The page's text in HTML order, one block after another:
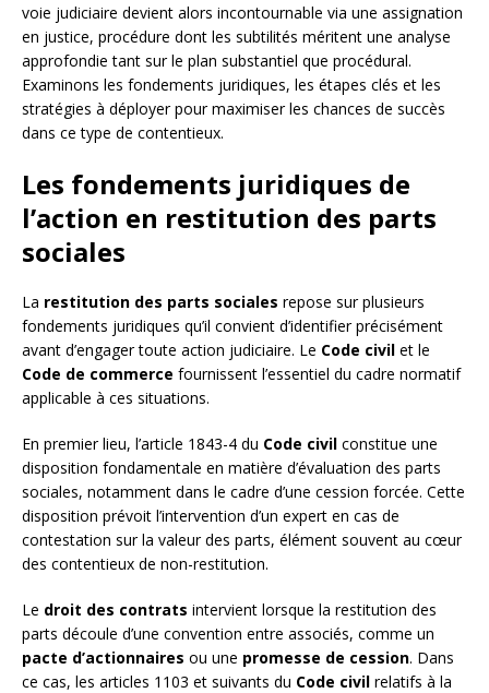
voie judiciaire devient alors incontournable via une assignation
en justice, procédure dont les subtilités méritent une analyse
approfondie tant sur le plan substantiel que procédural.
Examinons les fondements juridiques, les étapes clés et les
stratégies à déployer pour maximiser les chances de succès
dans ce type de contentieux.
Les fondements juridiques de
l’action en restitution des parts
sociales
La restitution des parts sociales repose sur plusieurs
fondements juridiques qu’il convient d’identifier précisément
avant d’engager toute action judiciaire. Le Code civil et le
Code de commerce fournissent l’essentiel du cadre normatif
applicable à ces situations.
En premier lieu, l’article 1843-4 du Code civil constitue une
disposition fondamentale en matière d’évaluation des parts
sociales, notamment dans le cadre d’une cession forcée. Cette
disposition prévoit l’intervention d’un expert en cas de
contestation sur la valeur des parts, élément souvent au cœur
des contentieux de non-restitution.
Le droit des contrats intervient lorsque la restitution des
parts découle d’une convention entre associés, comme un
pacte d’actionnaires ou une promesse de cession. Dans
ce cas, les articles 1103 et suivants du Code civil relatifs à la